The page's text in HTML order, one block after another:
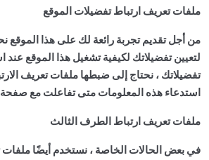
ملفات تعريف ارتباط تفضيلات الموقع
من أجل تقديم تجربة رائعة لك على هذا الموقع
لتعيين تفضيلاتك لكيفية تشغيل هذا الموقع
تفضيلاتك ، نحتاج إلى ضبطها ملفات تعريف
استدعاء هذه المعلومات متى تفاعلت مع صفحة
ملفات تعريف ارتباط الطرف الثالث
في بعض الحالات الخاصة ، نستخدم أيضًا ملفات